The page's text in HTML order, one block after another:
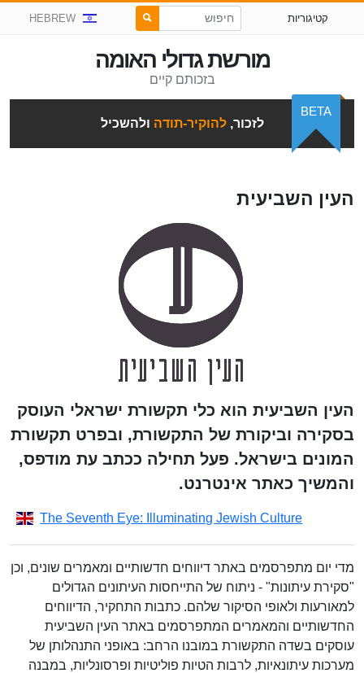
קטיגוריות HEBREW
מורשת גדולי האומה
בזכותם קיים
לזכור,להוקיר-תודה ולהשכיל
BETA
העין השביעית
העין השביעית הוא כלי תקשורת ישראלי העוסק
בסקירה וביקורת של התקשורת, ובפרט תקשורת
המונים בישראל. פעל תחילה ככתב עת מודפס,
והמשיך כאתר אינטרנט.
The Seventh Eye: Illuminating Jewish Culture
מדי יום מתפרסמים באתר דיווחים חדשותיים ומאמרים שונים, וכן
"סקירת עיתונות" - ניתוח של התייחסות העיתונים הגדולים
למאורעות ולאופי הסיקור שלהם. כתבות התחקיר, הדיווחים
החדשותיים והמאמרים המתפרסמים באתר העין השביעית
עוסקים בשדה התקשורת במובנו הרחב: באופני התנהלותן של
מערכות עיתונאיות, לרבות הטיות פוליטיות ופרסונליות, במבנה